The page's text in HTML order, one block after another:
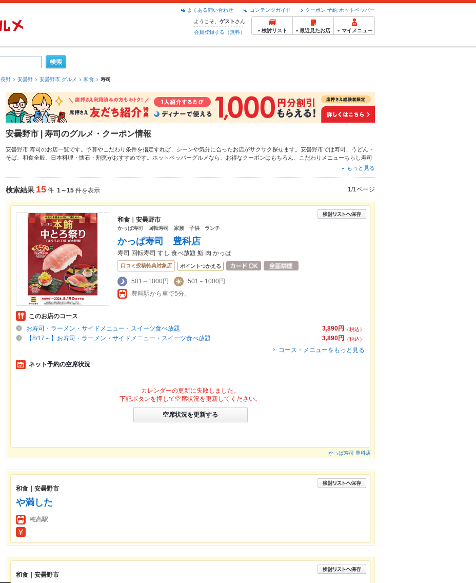
クーポン 予約 ホットペッパー
コンテンツガイド
よくある問い合わせ
ようこそ、 ゲスト さん
会員登録する（無料）
検討リスト 最近見たお店 マイメニュー
長野 安曇野 安曇野市 グルメ 和食 寿司
安曇野市 | 寿司のグルメ・クーポン情報
安曇野市 寿司のお店一覧です。予算やこだわり条件を指定すれば、シーンや気分に合ったお店がサクサク探せます。安曇野市では寿司、
うどん・
そば
和食全般 日本料理・懐石・割烹がおすすめです。ホットペッパーグルメなら、お得なクーポンはもちろん、こだわりメニューちらし寿司
や季節のおすすめ料理など、お店の最新情報をご紹介しているので安心！24時間使える簡単便利なネット予約が使えるお店も拡大中です。友達ど
もっと見る
検索結果 15 件 1～15 件を表示 1/1ページ
和食｜安曇野市
かっぱ寿司 回転寿司 家族 子供 ランチ
かっぱ寿司 豊科店
寿司 回転寿司 すし 食べ放題 鮨 肉 かっぱ
口コミ投稿特典対象店 ポイントつかえる
501～1000円
501～1000円
豊科駅から車で5分。
このお店のコース
3,890円
（税込）
お寿司・ラーメン・サイドメニュー・スイーツ食べ放題
3,890円
（税込）
【8/17～】お寿司・ラーメン・サイドメニュー・スイーツ食べ放題
コース・メニューをもっと見る
ネット予約の空席状況
カレンダーの更新に失敗しました。
下記ボタンを押して空席状況を更新してください。
空席状況を更新する
かっぱ寿司 豊科店
和食｜安曇野市
や満した
穂高駅
-
和食｜安曇野市